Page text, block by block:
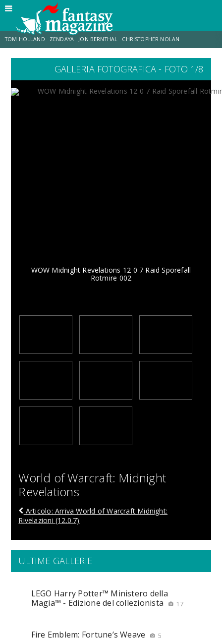
TOM HOLLAND ZENDAYA JON BERNTHAL CHRISTOPHER NOLAN
LUCCA COMICS & GAMES ODISSEA JACOB BATALON
GALLERIA FOTOGRAFICA - FOTO 1/8
WOW Midnight Revelations 12 0 7 Raid Sporefall
Rotmire 002
World of Warcraft: Midnight
Revelations
Articolo: Arriva World of Warcraft Midnight:
Rivelazioni (12.0.7)
ULTIME GALLERIE
LEGO Harry Potter™ Ministero della
Magia™ - Edizione del collezionista
17
Fire Emblem: Fortune’s Weave 5